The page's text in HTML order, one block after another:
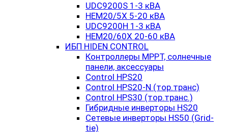
UDC9200S 1-3 кВА
HEM20/5X 5-20 кВА
UDC9200H 1-3 кВА
HEM20/60X 20-60 кВА
ИБП HIDEN CONTROL
Контроллеры MPPT, солнечные
панели, аксессуары
Control HPS20
Control HPS20-N (тор.транс)
Control HPS30 (тор.транс.)
Гибридные инверторы HS20
Сетевые инверторы HS50 (Grid-
tie)